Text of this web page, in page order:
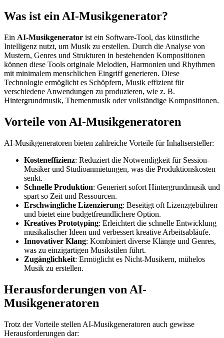
Was ist ein AI-Musikgenerator?
Ein AI-Musikgenerator ist ein Software-Tool, das künstliche
Intelligenz nutzt, um Musik zu erstellen. Durch die Analyse von
Mustern, Genres und Strukturen in bestehenden Kompositionen
können diese Tools originale Melodien, Harmonien und Rhythmen
mit minimalem menschlichen Eingriff generieren. Diese
Technologie ermöglicht es Schöpfern, Musik effizient für
verschiedene Anwendungen zu produzieren, wie z. B.
Hintergrundmusik, Themenmusik oder vollständige Kompositionen.
Vorteile von AI-Musikgeneratoren
AI-Musikgeneratoren bieten zahlreiche Vorteile für Inhaltsersteller:
Kosteneffizienz: Reduziert die Notwendigkeit für Session-
Musiker und Studioanmietungen, was die Produktionskosten
senkt.
Schnelle Produktion: Generiert sofort Hintergrundmusik und
spart so Zeit und Ressourcen.
Erschwingliche Lizenzierung: Beseitigt oft Lizenzgebühren
und bietet eine budgetfreundlichere Option.
Kreatives Prototyping: Erleichtert die schnelle Entwicklung
musikalischer Ideen und verbessert kreative Arbeitsabläufe.
Innovativer Klang: Kombiniert diverse Klänge und Genres,
was zu einzigartigen Musikstilen führt.
Zugänglichkeit: Ermöglicht es Nicht-Musikern, mühelos
Musik zu erstellen.
Herausforderungen von AI-
Musikgeneratoren
Trotz der Vorteile stellen AI-Musikgeneratoren auch gewisse
Herausforderungen dar: